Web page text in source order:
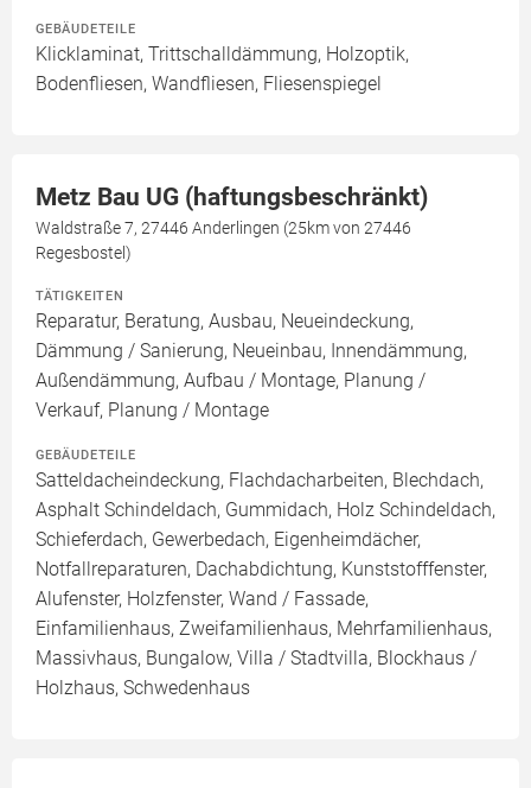
GEBÄUDETEILE
Klicklaminat, Trittschalldämmung, Holzoptik,
Bodenfliesen, Wandfliesen, Fliesenspiegel
Metz Bau UG (haftungsbeschränkt)
Waldstraße 7, 27446 Anderlingen (25km von 27446
Regesbostel)
TÄTIGKEITEN
Reparatur, Beratung, Ausbau, Neueindeckung,
Dämmung / Sanierung, Neueinbau, Innendämmung,
Außendämmung, Aufbau / Montage, Planung /
Verkauf, Planung / Montage
GEBÄUDETEILE
Satteldacheindeckung, Flachdacharbeiten, Blechdach,
Asphalt Schindeldach, Gummidach, Holz Schindeldach,
Schieferdach, Gewerbedach, Eigenheimdächer,
Notfallreparaturen, Dachabdichtung, Kunststofffenster,
Alufenster, Holzfenster, Wand / Fassade,
Einfamilienhaus, Zweifamilienhaus, Mehrfamilienhaus,
Massivhaus, Bungalow, Villa / Stadtvilla, Blockhaus /
Holzhaus, Schwedenhaus